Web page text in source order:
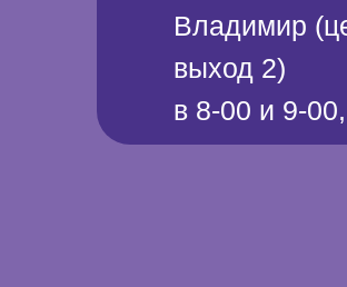
Владимир
выход 2)
в 8-00 и 9-